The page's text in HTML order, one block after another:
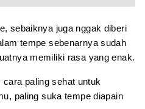
sebaiknya juga nggak diberi
tempe sebenarnya sudah
memiliki rasa yang enak.
cara paling sehat untuk
paling suka tempe diapain